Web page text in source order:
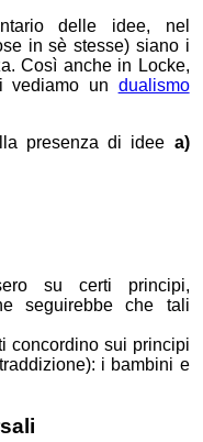
delle idee, nel
in sè stesse) siano i
Così anche in Locke,
vediamo un dualismo
presenza di idee a)
su certi principi,
seguirebbe che tali
concordino sui principi
i bambini e